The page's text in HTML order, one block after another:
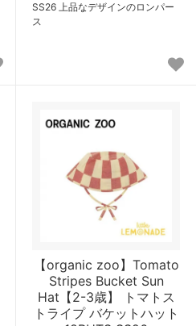
SS26 上品なデザインのロンパー
ス
【organic zoo】Tomato
Stripes Bucket Sun
Hat【2-3歳】 トマトス
トライプ バケットハット